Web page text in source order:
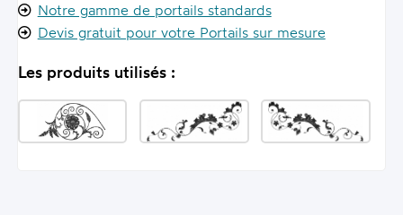
Notre gamme de portails standards
Devis gratuit pour votre Portails sur mesure
Les produits utilisés :